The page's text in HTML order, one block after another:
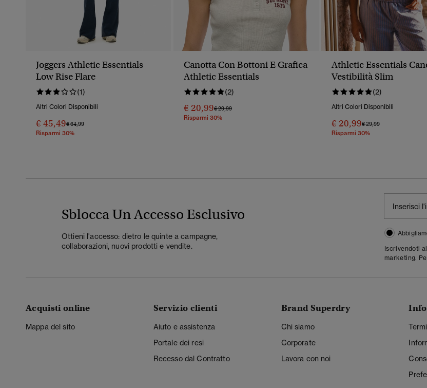
Joggers Athletic Essentials
Low Rise Flare
(1)
Altri Colori Disponibili
€ 45,49Prezzo Ridotto Da
€ 64,99A
Risparmi 30%
Canotta Con Bottoni E Grafica
Athletic Essentials
(2)
€ 20,99Prezzo Ridotto Da
€ 29,99A
Risparmi 30%
Athletic Essentials
Vestibilità Slim
(2)
Altri Colori Disponibili
€ 20,99Prezzo Ridotto Da
€ 29,99A
Risparmi 30%
Sblocca Un Accesso Esclusivo
Ottieni l'accesso: dietro le quinte a campagne,
collaborazioni, nuovi prodotti e vendite.
Iscrivendoti
marketing.
Acquisti online
Mappa del sito
Servizio clienti
Aiuto e assistenza
Portale dei resi
Recesso dal Contratto
Brand Superdry
Chi siamo
Corporate
Lavora con noi